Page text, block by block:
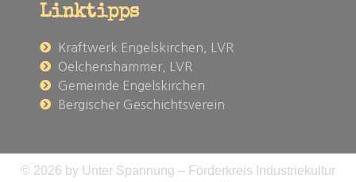
Linktipps
Kraftwerk Engelskirchen, LVR
Oelchenshammer, LVR
Gemeinde Engelskirchen
Bergischer Geschichtsverein
© 2026 by Unter Spannung – Förderkreis Industriekultur